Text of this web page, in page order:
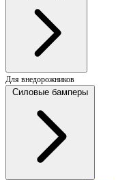
Для внедорожников
Силовые бамперы